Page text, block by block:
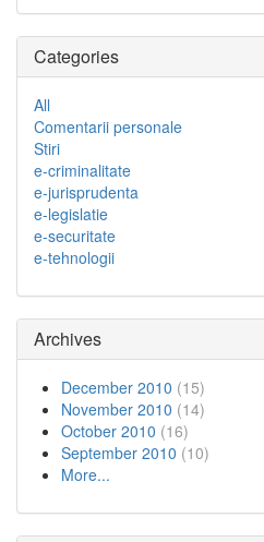
Categories
All
Comentarii personale
Stiri
e-criminalitate
e-jurisprudenta
e-legislatie
e-securitate
e-tehnologii
Archives
December 2010 (15)
November 2010 (14)
October 2010 (16)
September 2010 (10)
More...